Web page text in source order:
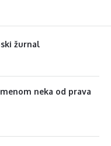
žurnal
neka od prava